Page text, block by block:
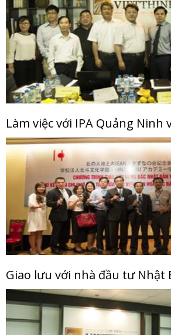
Giao lưu với nhà đầu tư Nhật